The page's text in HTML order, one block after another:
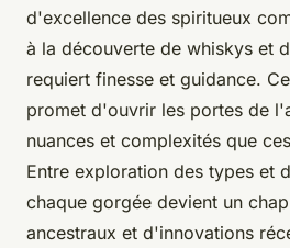
d'excellence des spiritueux
à la découverte de whiskys et
requiert finesse et guidance.
promet d'ouvrir les portes de
nuances et complexités que
Entre exploration des types et
chaque gorgée devient un
ancestraux et d'innovations